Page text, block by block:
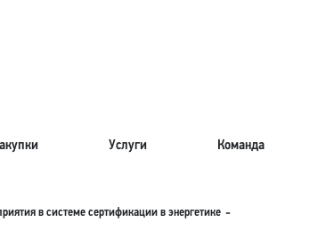
Услуги Команда
в системе сертификации в энергетике